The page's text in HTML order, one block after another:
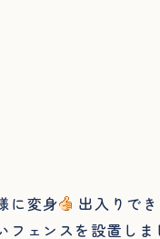
に変身
出入りで
フェンスを設置しま